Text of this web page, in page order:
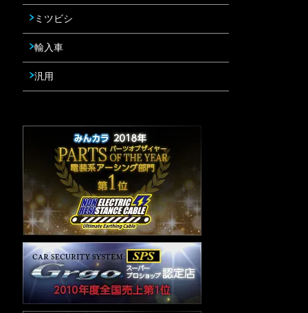
ミツビシ
輸入車
汎用